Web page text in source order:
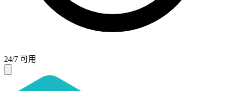
24/7 可用